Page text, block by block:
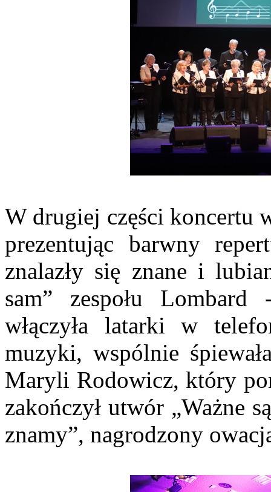
W drugiej części koncertu
prezentując barwny
znalazły się znane i
sam” zespołu
włączyła latarki w
muzyki, wspólnie
Maryli Rodowicz, który
zakończył utwór „Ważne
znamy”, nagrodzony